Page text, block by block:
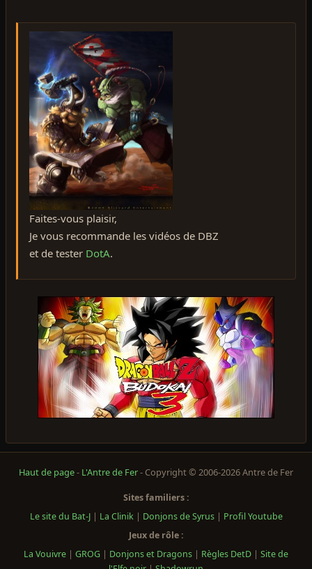
Faites-vous plaisir,
Je vous recommande les vidéos de DBZ
et de tester DotA.
Haut de page- L'Antre de Fer- Copyright © 2006-2026 Antre de Fer
Sites familiers :
Le site du Bat-J| La Clinik| Donjons de Syrus| Profil Youtube
Jeux de rôle :
La Vouivre | GROG | Donjons et Dragons | Règles DetD | Site de